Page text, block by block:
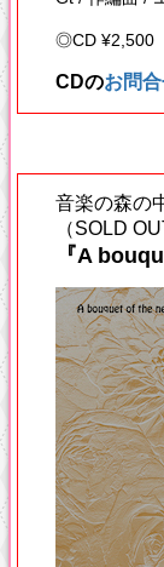
◎CD ¥2,500
CDのお問
音楽の森の
（SOLD
『A